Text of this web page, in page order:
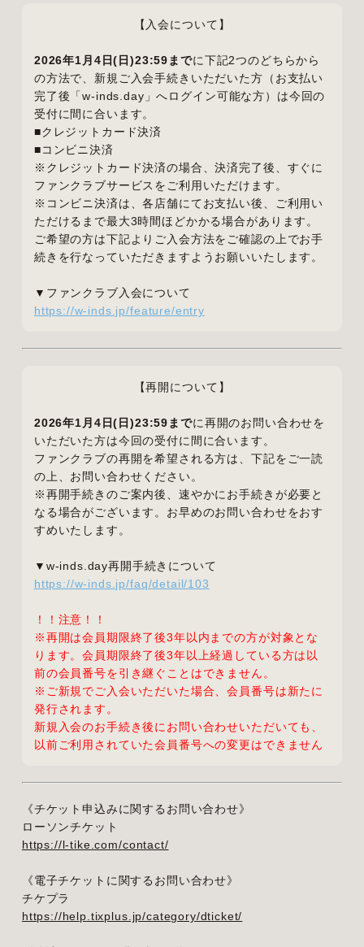
【入会について】
2026年1月4日(日)23:59までに下記2つのどちらから
の方法で、新規ご入会手続きいただいた方（お支払い
完了後「w-inds.day」へログイン可能な方）は今回の
受付に間に合います。
■クレジットカード決済
■コンビニ決済
※クレジットカード決済の場合、決済完了後、すぐに
ファンクラブサービスをご利用いただけます。
※コンビニ決済は、各店舗にてお支払い後、ご利用い
ただけるまで最大3時間ほどかかる場合があります。
ご希望の方は下記よりご入会方法をご確認の上でお手
続きを行なっていただきますようお願いいたします。
▼ファンクラブ入会について
https://w-inds.jp/feature/entry
【再開について】
2026年1月4日(日)23:59までに再開のお問い合わせを
いただいた方は今回の受付に間に合います。
ファンクラブの再開を希望される方は、下記をご一読
の上、お問い合わせください。
※再開手続きのご案内後、速やかにお手続きが必要と
なる場合がございます。お早めのお問い合わせをおす
すめいたします。
▼w-inds.day再開手続きについて
https://w-inds.jp/faq/detail/103
！！注意！！
※再開は会員期限終了後3年以内までの方が対象とな
ります。会員期限終了後3年以上経過している方は以
前の会員番号を引き継ぐことはできません。
※ご新規でご入会いただいた場合、会員番号は新たに
発行されます。
新規入会のお手続き後にお問い合わせいただいても、
以前ご利用されていた会員番号への変更はできません
《チケット申込みに関するお問い合わせ》
ローソンチケット
https://l-tike.com/contact/
《電子チケットに関するお問い合わせ》
チケプラ
https://help.tixplus.jp/category/dticket/